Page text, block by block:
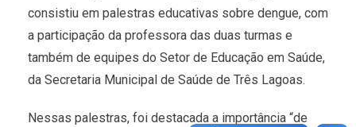
consistiu em palestras educativas sobre dengue, com
a participação da professora das duas turmas e
também de equipes do Setor de Educação em Saúde,
da Secretaria Municipal de Saúde de Três Lagoas.
Nessas palestras, foi destacada a importância “de